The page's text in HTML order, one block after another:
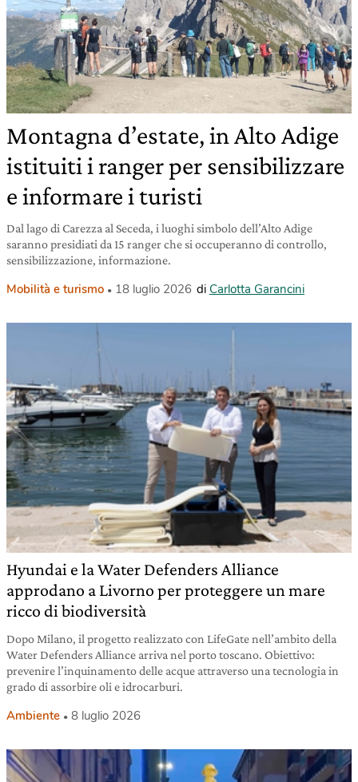
Montagna d’estate, in Alto Adige
istituiti i ranger per sensibilizzare
e informare i turisti
Dal lago di Carezza al Seceda, i luoghi simbolo dell’Alto Adige
saranno presidiati da 15 ranger che si occuperanno di controllo,
sensibilizzazione, informazione.
Mobilità e turismo 18 luglio 2026 di Carlotta Garancini
Hyundai e la Water Defenders Alliance
approdano a Livorno per proteggere un mare
ricco di biodiversità
Dopo Milano, il progetto realizzato con LifeGate nell’ambito della
Water Defenders Alliance arriva nel porto toscano. Obiettivo:
prevenire l’inquinamento delle acque attraverso una tecnologia in
grado di assorbire oli e idrocarburi.
Ambiente 8 luglio 2026